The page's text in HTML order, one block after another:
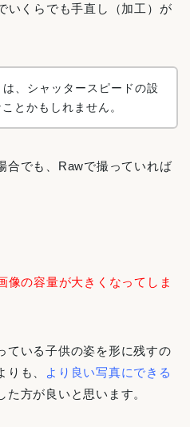
いくらでも手直し（加工）が
、シャッタースピードの設
とかもしれません。
合でも、Rawで撮っていれば
像の容量が大きくなってしま
ている子供の姿を形に残すの
も、
より良い写真にできる
た方が良いと思います。